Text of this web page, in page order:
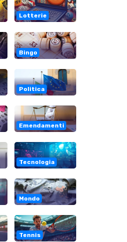
Lotterie
Bingo
Politica
Emendamenti
Tecnologia
Mondo
Tennis